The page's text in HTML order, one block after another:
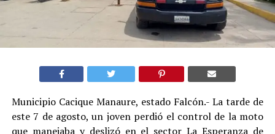
Municipio Cacique Manaure, estado Falcón.- La tarde de
este 7 de agosto, un joven perdió el control de la moto
que manejaba y deslizó en el sector La Esperanza de